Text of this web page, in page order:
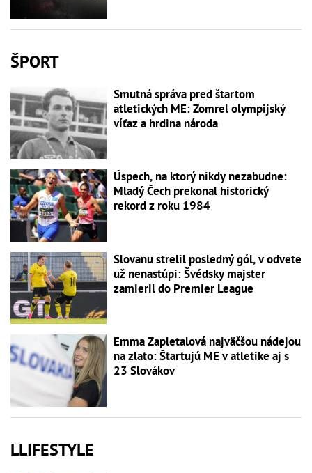
ŠPORT
Smutná správa pred štartom
atletických ME: Zomrel olympijský
víťaz a hrdina národa
Úspech, na ktorý nikdy nezabudne:
Mladý Čech prekonal historický
rekord z roku 1984
Slovanu strelil posledný gól, v odvete
už nenastúpi: Švédsky majster
zamieril do Premier League
Emma Zapletalová najväčšou nádejou
na zlato: Štartujú ME v atletike aj s
23 Slovákov
LLIFESTYLE